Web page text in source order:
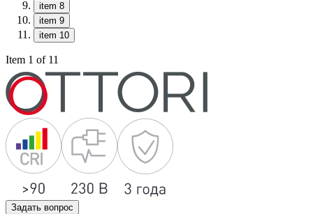
item 8
item 9
item 10
Item 1 of 11
Задать вопрос